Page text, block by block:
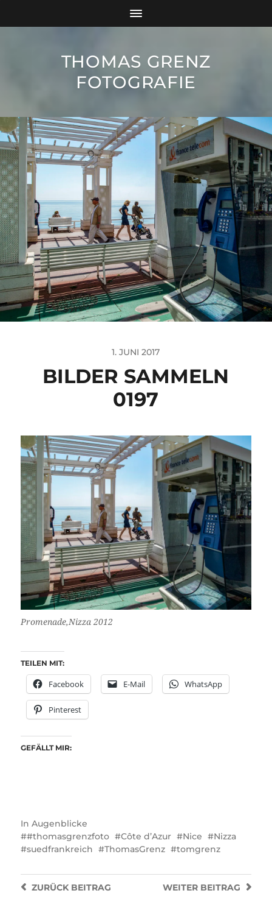
THOMAS GRENZ
FOTOGRAFIE
1. JUNI 2017
BILDER SAMMELN
0197
Promenade,Nizza 2012
TEILEN MIT:
Facebook E-Mail WhatsApp
Pinterest
GEFÄLLT MIR:
In Augenblicke
#thomasgrenzfoto
Côte d’Azur Nice
Nizza
suedfrankreich
ThomasGrenz tomgrenz
WEITER BEITRAG
ZURÜCKBEITRAG